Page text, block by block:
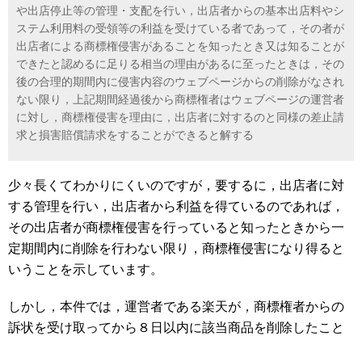
や出店停止等の管理・支配を行い，出店者からの基本出店料やシ
ステム利用料の受領等の利益を受けている者であって，その者が
出店者による商標権侵害があることを知ったとき又は知ることが
できたと認めるに足りる相当の理由があるに至ったときは，その
後の合理的期間内に侵害内容のウェブページからの削除がなされ
ない限り，上記期間経過後から商標権者はウェブページの運営者
に対し，商標権侵害を理由に，出店者に対するのと同様の差止請
求と損害賠償請求をすることができると解する
少々長くてわかりにくいのですが，要するに，出店者に対
する管理を行い，出店者から利益を得ているのであれば，
その出店者が商標権侵害を行っていると知ったときから一
定期間内に削除を行わない限り，商標権侵害になり得ると
いうことを示しています。
しかし，本件では，運営者である楽天が，商標権者からの
訴状を受け取ってから８日以内に該当商品を削除したこと